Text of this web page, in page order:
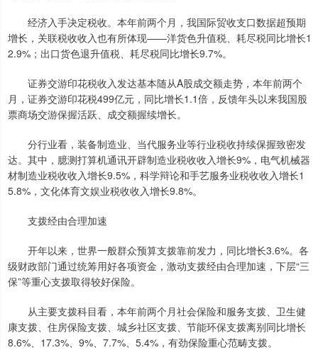
经济入手决定税收。本年前两个月，我国际贸收支口数据超预期
增长，关联税收收入也有所体现——洋货色升值税、耗尽税同比增长1
2.9%；出口货色退升值税、耗尽税同比增长9.7%。
证券交游印花税收入发达基本随从A股成交额走势，本年前两个
月，证券交游印花税499亿元，同比增长1.1倍，反馈年头以来我国股
票商场交游保握活跃、成交额握续增长。
分行业看，装备制造业、当代服务业等行业税收持续保握致密发
达。其中，臆测打算机通讯开辟制造业税收收入增长9%，电气机械器
材制造业税收收入增长9.5%，科学辩论和手艺服务业税收收入增长1
5.8%，文化体育文娱业税收收入增长9.8%。
支拨经由合理加速
开年以来，世界一般群众预算支拨靠前发力，同比增长3.6%。各
级财政部门通过统筹用好各项资金，激动支拨经由合理加速，下层“三
保”等重心支拨取得较好保险。
从主要支拨科目看，本年前两个月社会保险和服务支拨、卫生健
康支拨、住房保险支拨、城乡社区支拨、节能环保支拨离别同比增长
8.6%、17.3%、9%、7.7%、5.4%，有劲保险重心范畴支拨。